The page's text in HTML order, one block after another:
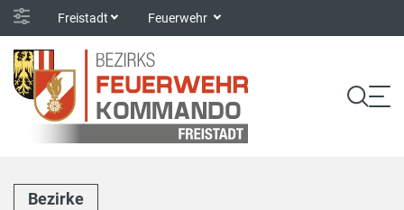
Freistadt Feuerwehr
Bezirke